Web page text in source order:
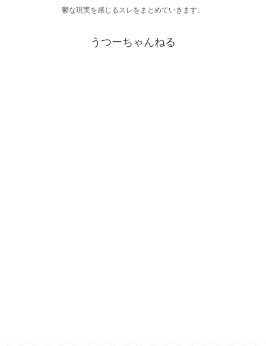
鬱な現実を感じるスレをまとめていきます。
うつーちゃんねる